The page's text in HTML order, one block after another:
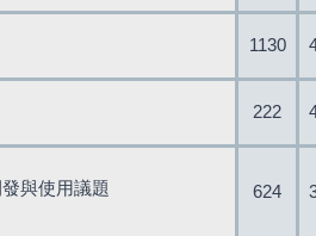
1130
222
與使用議題
624